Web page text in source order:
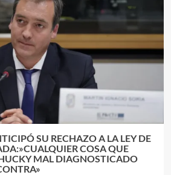
SU RECHAZO A LA LEY DE
COSA QUE
MAL DIAGNOSTICADO